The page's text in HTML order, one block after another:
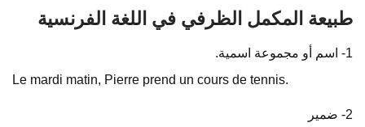
طبيعة المكمل الظرفي في اللغة الفرنسية
1- اسم أو مجموعة اسمية.
Le mardi matin, Pierre prend un cours de tennis.
2- ضمير